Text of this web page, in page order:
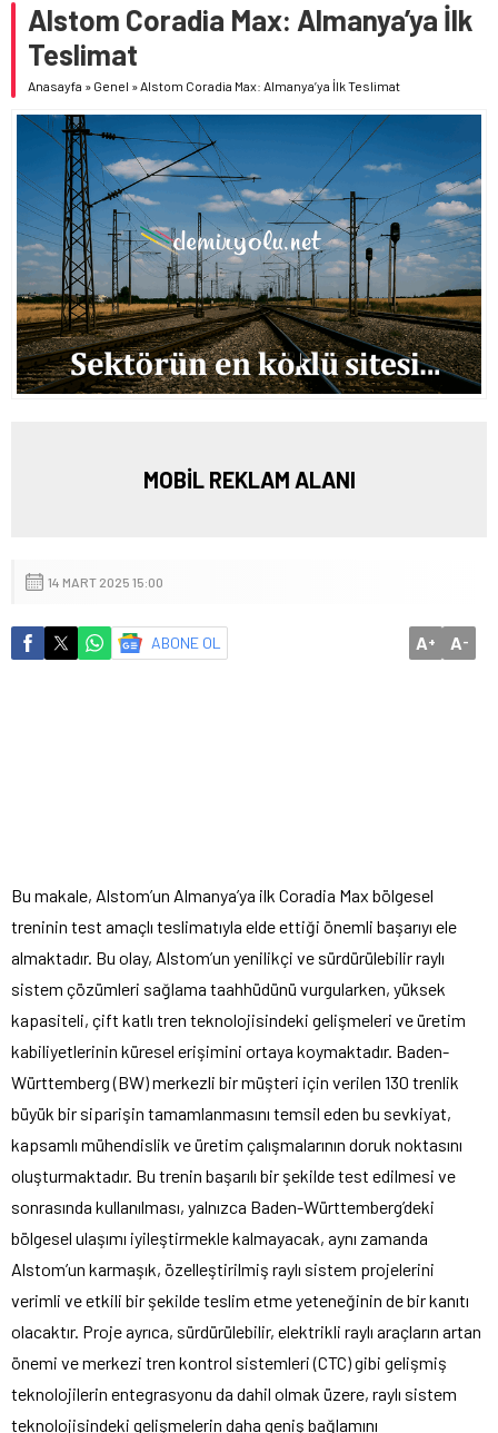
Alstom Coradia Max: Almanya’ya İlk
Teslimat
Anasayfa » Genel »Alstom Coradia Max: Almanya’ya İlk Teslimat
MOBİL REKLAM ALANI
14 MART 2025 15:00
ABONE OL A+ A-
Bu makale, Alstom’un Almanya’ya ilk Coradia Max bölgesel
treninin test amaçlı teslimatıyla elde ettiği önemli başarıyı ele
almaktadır. Bu olay, Alstom’un yenilikçi ve sürdürülebilir raylı
sistem çözümleri sağlama taahhüdünü vurgularken, yüksek
kapasiteli, çift katlı tren teknolojisindeki gelişmeleri ve üretim
kabiliyetlerinin küresel erişimini ortaya koymaktadır. Baden-
Württemberg (BW) merkezli bir müşteri için verilen 130 trenlik
büyük bir siparişin tamamlanmasını temsil eden bu sevkiyat,
kapsamlı mühendislik ve üretim çalışmalarının doruk noktasını
oluşturmaktadır. Bu trenin başarılı bir şekilde test edilmesi ve
sonrasında kullanılması, yalnızca Baden-Württemberg’deki
bölgesel ulaşımı iyileştirmekle kalmayacak, aynı zamanda
Alstom’un karmaşık, özelleştirilmiş raylı sistem projelerini
verimli ve etkili bir şekilde teslim etme yeteneğinin de bir kanıtı
olacaktır. Proje ayrıca, sürdürülebilir, elektrikli raylı araçların artan
önemi ve merkezi tren kontrol sistemleri (CTC) gibi gelişmiş
teknolojilerin entegrasyonu da dahil olmak üzere, raylı sistem
teknolojisindeki gelişmelerin daha geniş bağlamını